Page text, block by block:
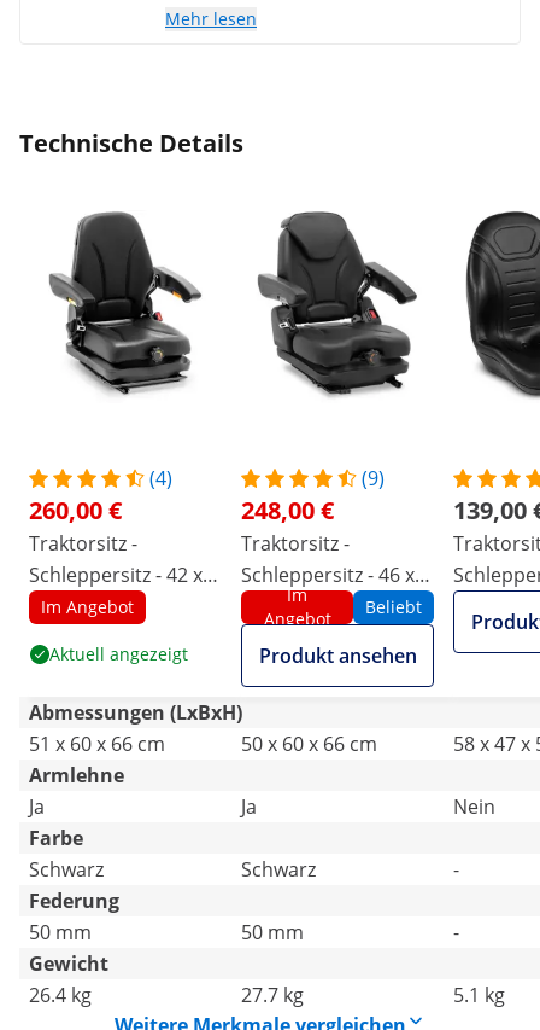
Mehr lesen
Technische Details
(4)
260,00 €
Traktorsitz -
Schleppersitz - 42 x
47 cm - einstellbar -
Im Angebot
Aktuell angezeigt
(9)
248,00 €
Traktorsitz -
Schleppersitz - 46 x
46 cm - einstellbar -
Federung
Im
Angebot
Beliebt
Produkt ansehen
139,00
Abmessungen (LxBxH)
51 x 60 x 66 cm
50 x 60 x 66 cm
58 x 47 x
Armlehne
Ja
Ja
Nein
Farbe
Schwarz
Schwarz
-
Federung
50 mm
50 mm
-
Gewicht
26.4 kg
27.7 kg
5.1 kg